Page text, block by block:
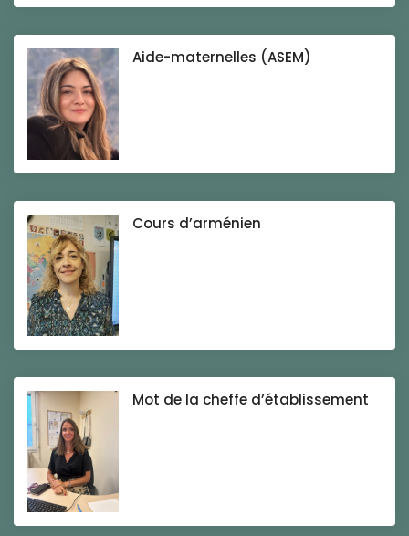
Aide-maternelles (ASEM)
Cours d’arménien
Mot de la cheffe d’établissement